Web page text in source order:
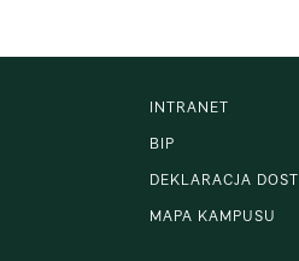
INTRANET
BIP
DEKLARACJA
MAPA KAMPUSU